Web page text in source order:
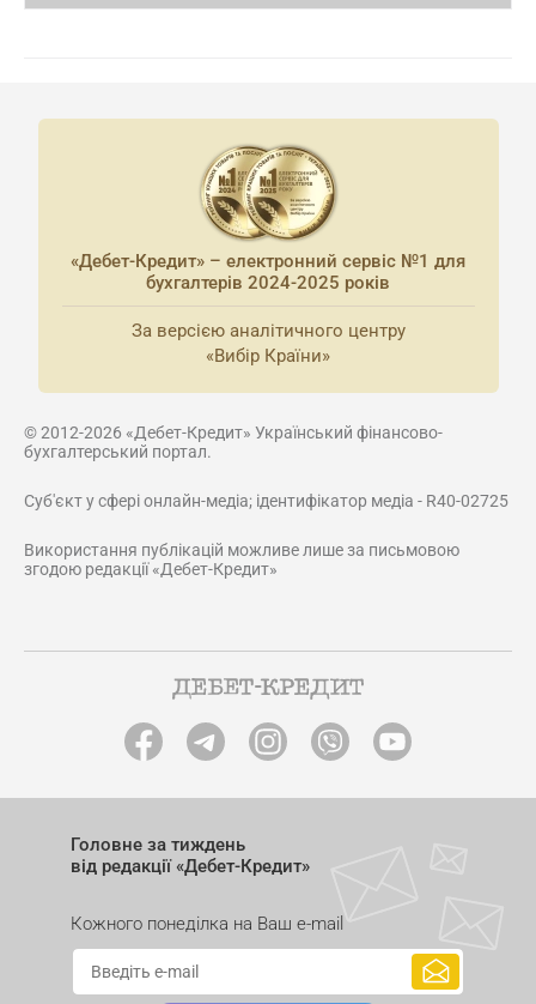
«Дебет-Кредит» – електронний сервіс №1 для
бухгалтерів 2024-2025 років
За версією аналітичного центру
«Вибір Країни»
© 2012-2026 «Дебет-Кредит» Український фінансово-
бухгалтерський портал.
Суб'єкт у сфері онлайн-медіа; ідентифікатор медіа - R40-02725
Використання публікацій можливе лише за письмовою
згодою редакції «Дебет-Кредит»
Головне за тиждень
від редакції «Дебет-Кредит»
Кожного понеділка на Ваш e-mail